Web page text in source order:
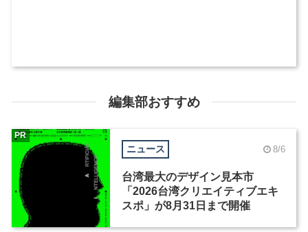
編集部おすすめ
ニュース 8/6
台湾最大のデザイン見本市
「2026台湾クリエイティブエキ
スポ」が8月31日まで開催
PR